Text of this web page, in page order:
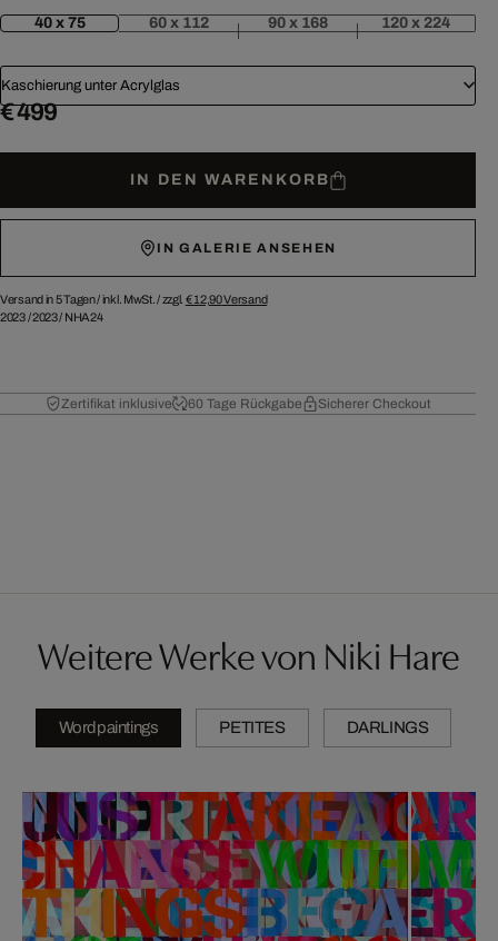
40 x 75 60 x 112 90 x 168 120 x 224
Kaschierung unter Acrylglas
€ 499
IN DEN WARENKORB
IN GALERIE ANSEHEN
Versand in 5 Tagen /inkl. MwSt. / zzgl. € 12,90Versand
2023/2023/ NHA24
Zertifikat inklusive 60 Tage Rückgabe Sicherer Checkout
Weitere Werke von Niki Hare
Wordpaintings PETITES DARLINGS